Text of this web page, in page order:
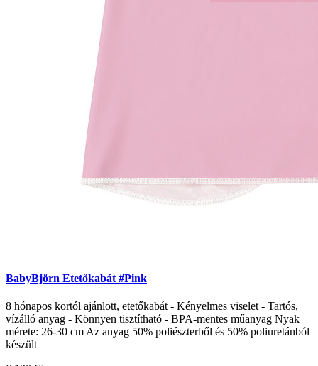
BabyBjörn Etetőkabát #Pink
8 hónapos kortól ajánlott, etetőkabát - Kényelmes viselet - Tartós,
vízálló anyag - Könnyen tisztítható - BPA-mentes műanyag Nyak
mérete: 26-30 cm Az anyag 50% poliészterből és 50% poliuretánból
készült